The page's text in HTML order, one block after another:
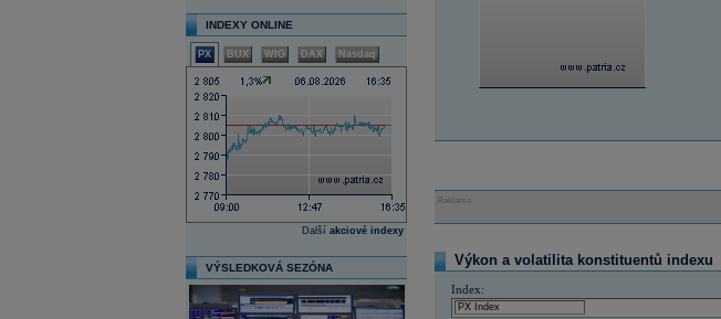
INDEXY ONLINE
PX BUX WIG DAX Nasdaq
Další akciové indexy
VÝSLEDKOVÁ SEZÓNA
Reklama
Výkon a volatilita konstituentů indexu
Index: